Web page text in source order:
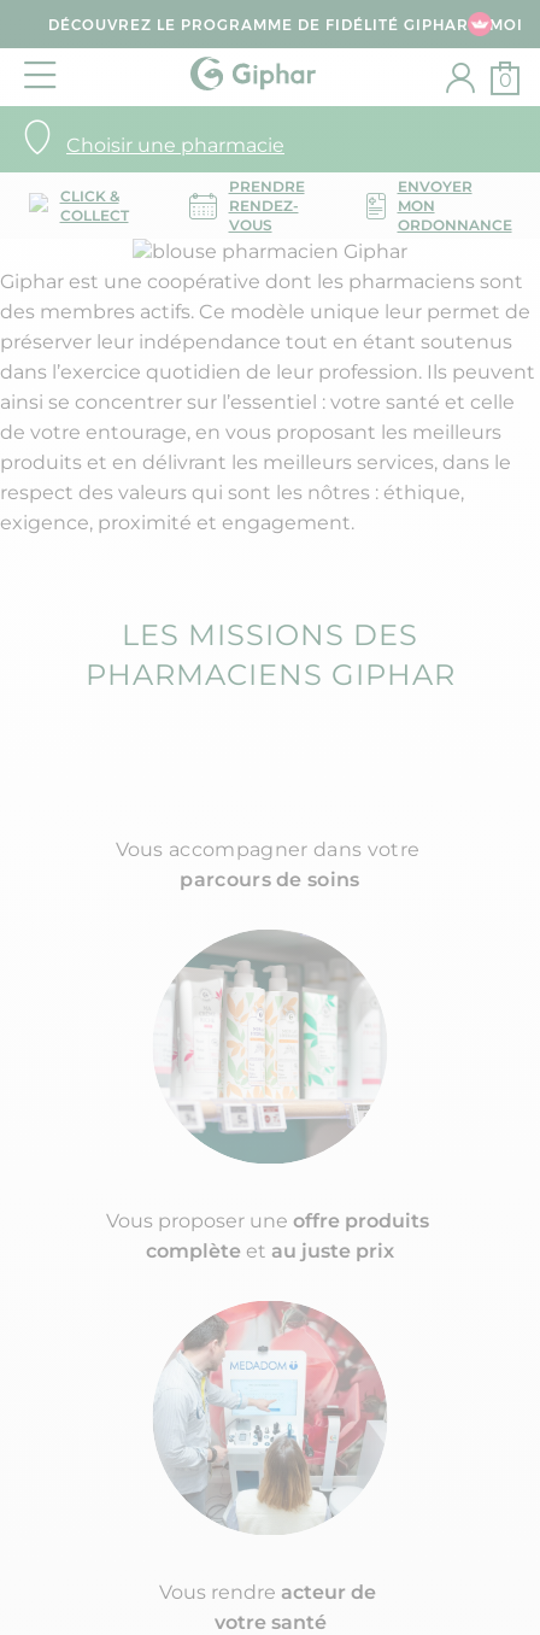
DÉCOUVREZ LE PROGRAMME DE FIDÉLITÉ GIPHAR & MOI
Choisir une pharmacie
0
CLICK &
COLLECT
PRENDRE
RENDEZ-
VOUS
ENVOYER
MON
ORDONNANCE
Giphar est une coopérative dont les pharmaciens sont
des membres actifs. Ce modèle unique leur permet de
préserver leur indépendance tout en étant soutenus
dans l’exercice quotidien de leur profession. Ils peuvent
ainsi se concentrer sur l’essentiel : votre santé et celle
de votre entourage, en vous proposant les meilleurs
produits et en délivrant les meilleurs services, dans le
respect des valeurs qui sont les nôtres : éthique,
exigence, proximité et engagement. ​
LES MISSIONS DES
PHARMACIENS GIPHAR​
Vous accompagner dans votre
parcours de soins
Vous proposer une offre produits
complète et au juste prix
Vous rendre acteur de
votre santé